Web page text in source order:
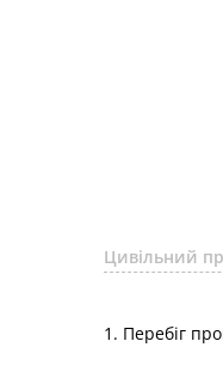
Цивільний
1. Перебіг